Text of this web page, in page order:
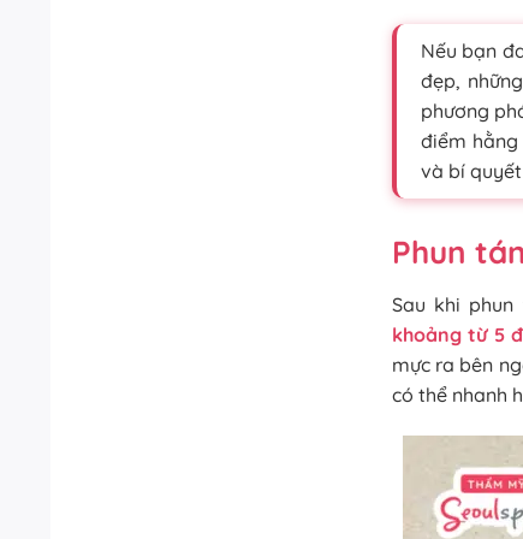
Nếu bạn
đẹp,
phương
điểm hằng
và bí
Phun
Sau khi
khoảng từ 5
mực ra bên
có thể nhanh